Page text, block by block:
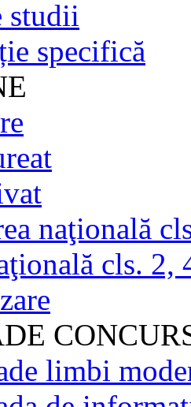
studii
specifică
naţională
cls. 2,
limbi